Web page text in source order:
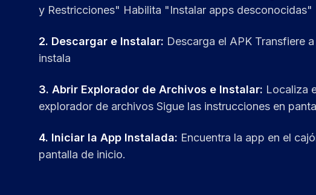
y Restricciones" Habilita "Instalar apps desconocidas"
2. Descargar e Instalar: Descarga el APK Transfiere
instala
3. Abrir Explorador de Archivos e Instalar: Localiza
explorador de archivos Sigue las instrucciones en
4. Iniciar la App Instalada: Encuentra la app en el
pantalla de inicio.